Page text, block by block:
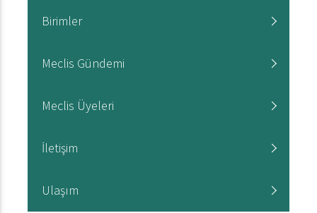
Birimler
Meclis Gündemi
Meclis Üyeleri
İletişim
Ulaşım